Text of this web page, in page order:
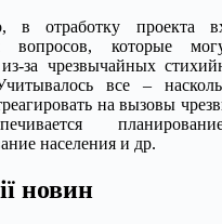
в отработку проекта
вопросов, которые
за чрезвычайных
все –
на вызовы
населения и др.
новин